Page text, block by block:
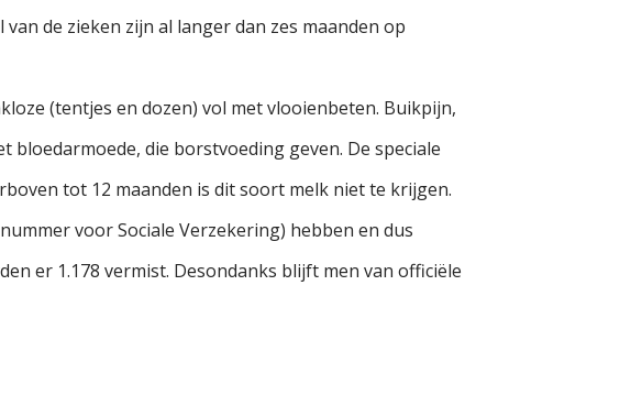
de zieken zijn al langer dan zes maanden op
(tentjes en dozen) vol met vlooienbeten. Buikpijn,
die borstvoeding geven. De speciale
tot 12 maanden is dit soort melk niet te krijgen.
voor Sociale Verzekering) hebben en dus
er 1.178 vermist. Desondanks blijft men van officiële